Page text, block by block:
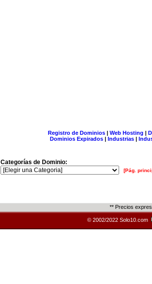
Registro de Dominios| Web Hosting |
Dominios Expirados | Industrias |
Categorías de Dominio:
[Pág.
** Precios
© 2002/2022 Solo10.com